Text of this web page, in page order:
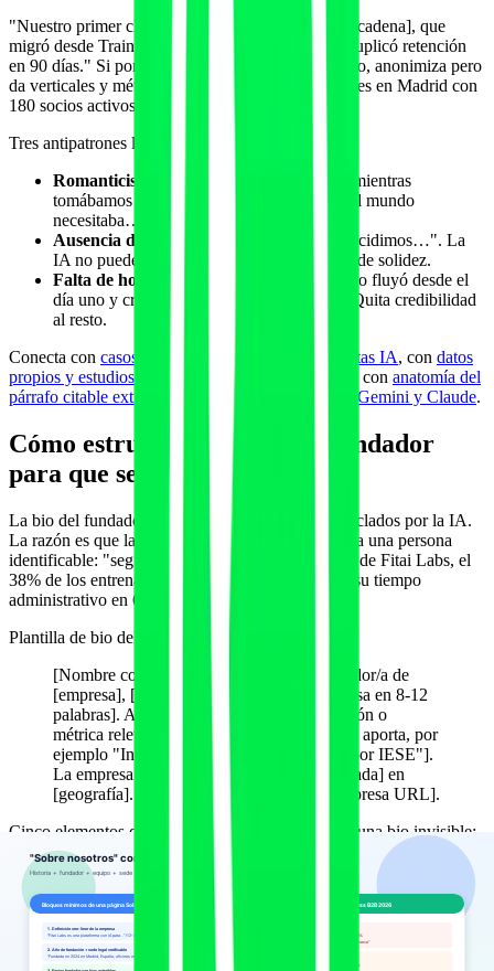
"Nuestro primer cliente fue [nombre del estudio o cadena], que
migró desde Trainerize en septiembre de 2024 y duplicó retención
en 90 días." Si por privacidad no puedes nombrarlo, anonimiza pero
da verticales y métricas: "estudio boutique de Pilates en Madrid con
180 socios activos".
Tres antipatrones letales en origin stories:
Romanticismo desmedido
: "una mañana, mientras
tomábamos café, nos dimos cuenta de que el mundo
necesitaba…". Cero información extraíble.
Ausencia de fechas
: "hace algunos años decidimos…". La
IA no puede contextualizar y tu entidad pierde solidez.
Falta de honestidad sobre el camino
: "todo fluyó desde el
día uno y crecimos sin parar". Inverosímil. Quita credibilidad
al resto.
Conecta con casos de éxito y case studies como citas IA, con datos
propios y estudios originales como activo citable
y con anatomía del
párrafo citable extraíble por ChatGPT, Perplexity, Gemini y Claude.
Cómo estructurar la bio del fundador
para que se cite literal
La bio del fundador es uno de los activos más reciclados por la IA.
La razón es que la IA quiere atribuir afirmaciones a una persona
identificable: "según Alvaro Diaz-Paniagua, CEO de Fitai Labs, el
38% de los entrenadores que adoptan IA reducen su tiempo
administrativo en 6-9 horas semanales".
Plantilla de bio del fundador en 60-90 palabras:
[Nombre completo] es [cargo] y [co-]fundador/a de
[empresa], [definición one-liner de la empresa en 8-12
palabras]. Antes [trabajo anterior con duración o
métrica relevante]. [Formación verificable si aporta, por
ejemplo "Ingeniero por la UPM" o "MBA por IESE"].
La empresa da servicio a [tracción cuantificada] en
[geografía]. Más en [LinkedIn URL] y [empresa URL].
Cinco elementos que separan una bio extraíble de una bio invisible:
Nombre completo con apellidos
: "Alvaro Diaz-Paniagua",
enlazar la entidad.
Cargo verificable
innovación" no.